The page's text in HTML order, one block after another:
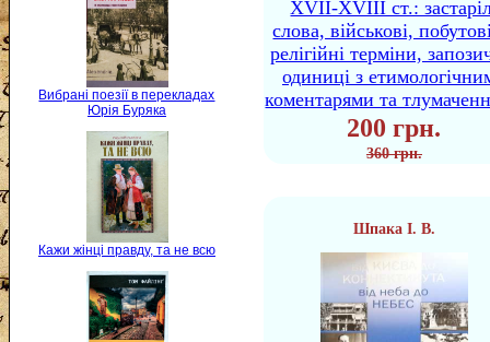
Вибрані поезії в перекладах
Юрія Буряка
Кажи жінці правду, та не всю
XVII-XVIII ст.:
слова, військові,
релігійні терміни,
одиниці з
коментарями та
200 грн.
360 грн.
Шпака І. В.